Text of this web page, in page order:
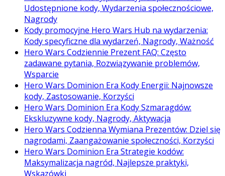
Udostępnione kody, Wydarzenia społecznościowe,
Nagrody
Kody promocyjne Hero Wars Hub na wydarzenia:
Kody specyficzne dla wydarzeń, Nagrody, Ważność
Hero Wars Codziennie Prezent FAQ: Często
zadawane pytania, Rozwiązywanie problemów,
Wsparcie
Hero Wars Dominion Era Kody Energii: Najnowsze
kody, Zastosowanie, Korzyści
Hero Wars Dominion Era Kody Szmaragdów:
Ekskluzywne kody, Nagrody, Aktywacja
Hero Wars Codzienna Wymiana Prezentów: Dziel się
nagrodami, Zaangażowanie społeczności, Korzyści
Hero Wars Dominion Era Strategie kodów:
Maksymalizacja nagród, Najlepsze praktyki,
Wskazówki